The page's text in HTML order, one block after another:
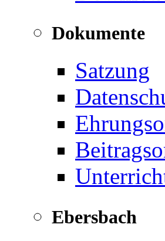
Dokumente
Satzung
Ebersbach